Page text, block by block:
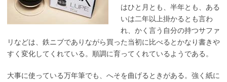
はひと月とも、半年とも、ある
いは二年以上掛かるとも言わ
れ、かく言う自分の持つサファ
リなどは、鉄ニブでありながら買った当初に比べるとかなり書きや
すく変化してくれている。順調に育ってくれているようである。
大事に使っている万年筆でも、へそを曲げるときがある。強く紙に